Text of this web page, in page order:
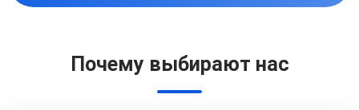
Почему выбирают нас